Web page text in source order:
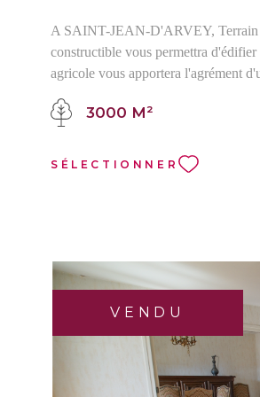
A SAINT-JEAN-D'ARVEY, Terrain
constructible vous permettra
agricole vous apportera l'agrément
commune : école, commerces,
cadre de vie campagnard et
3000 M²
SÉLECTIONNER
VENDU